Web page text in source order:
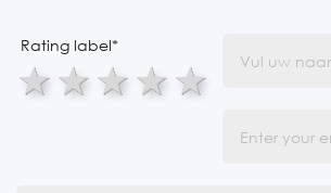
Rating label*
5 stars
4 stars
3 stars
2 stars
1 star